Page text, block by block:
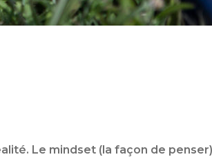
Le mindset (la façon de